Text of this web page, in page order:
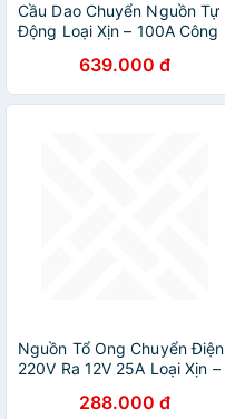
Cầu Dao Chuyển Nguồn Tự
Động Loại Xịn – 100A Công
Khi Chuyển Nguồn Siêu Bền
639.000 đ
Nguồn Tổ Ong Chuyển Điện
220V Ra 12V 25A Loại Xịn –
288.000 đ